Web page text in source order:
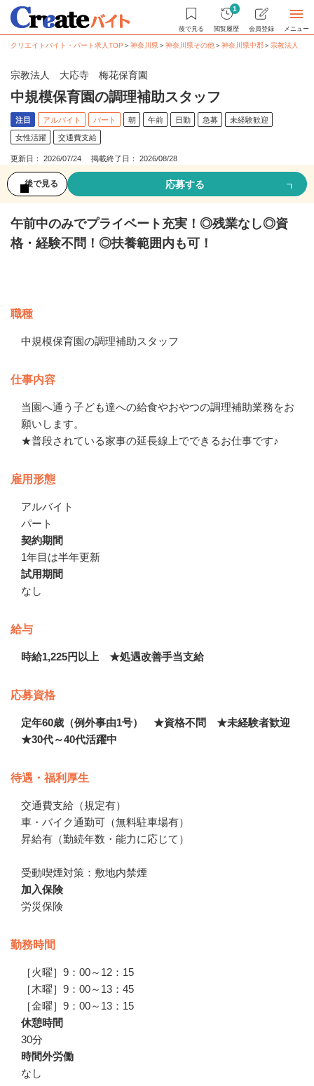
後で見る
1
閲覧履歴 会員登録 メニュー
クリエイトバイト・パート求人TOP ＞神奈川県＞神奈川県その他＞神奈川県中郡＞宗教法人 大
宗教法人 大応寺 梅花保育園
中規模保育園の調理補助スタッフ
注目 アルバイト パート 朝 午前 日勤 急募 未経験歓迎
女性活躍 交通費支給
更新日： 2026/07/24 掲載終了日： 2026/08/28
後で見る 応募する
午前中のみでプライベート充実！◎残業なし◎資
格・経験不問！◎扶養範囲内も可！
職種
中規模保育園の調理補助スタッフ
仕事内容
当園へ通う子ども達への給食やおやつの調理補助業務をお
願いします。
★普段されている家事の延長線上でできるお仕事です♪
雇用形態
アルバイト
パート
契約期間
1年目は半年更新
試用期間
なし
給与
時給1,225円以上 ★処遇改善手当支給
応募資格
定年60歳（例外事由1号） ★資格不問 ★未経験者歓迎
★30代～40代活躍中
待遇・福利厚生
交通費支給（規定有）
車・バイク通勤可（無料駐車場有）
昇給有（勤続年数・能力に応じて）
受動喫煙対策：敷地内禁煙
加入保険
労災保険
勤務時間
［火曜］9：00～12：15
［木曜］9：00～13：45
［金曜］9：00～13：15
休憩時間
30分
時間外労働
なし